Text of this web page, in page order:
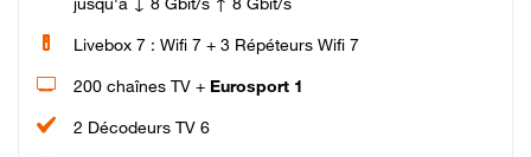
Livebox 7 : Wifi 7 + 3 Répéteurs Wifi 7
200 chaînes TV + Eurosport 1
2 Décodeurs TV 6